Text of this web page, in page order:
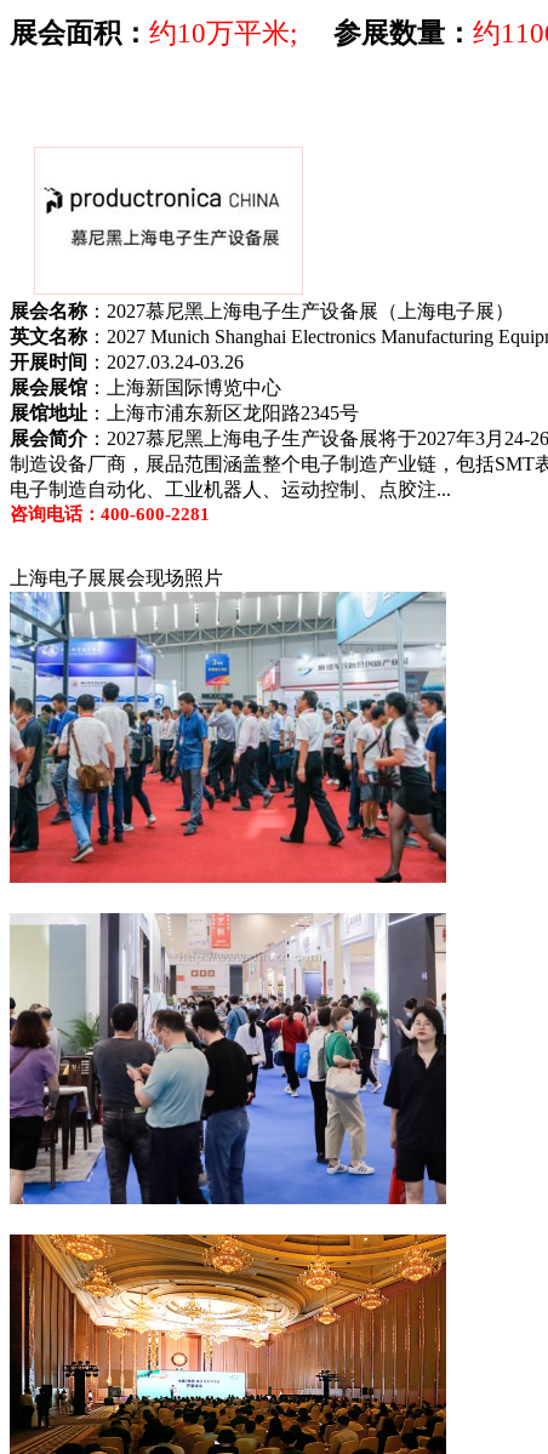
展会面积： 约10万平米; 参展数量： 约
展会名称：2027慕尼黑上海电子生产设备展（上海电子展）
英文名称：2027 Munich Shanghai Electronics Manufacturing
开展时间 ：2027.03.24-03.26
展会展馆 ：上海新国际博览中心
展馆地址 ：上海市浦东新区龙阳路2345号
展会简介：2027慕尼黑上海电子生产设备展将于2027年3月
制造设备厂商，展品范围涵盖整个电子制造产业链，包括SMT
电子制造自动化、工业机器人、运动控制、点胶注...
咨询电话：400-600-2281
上海电子展展会现场照片